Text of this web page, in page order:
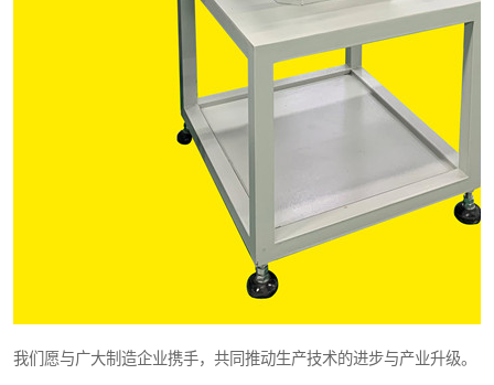
我们愿与广大制造企业携手，共同推动生产技术的进步与产业升级。